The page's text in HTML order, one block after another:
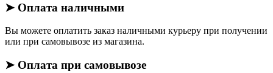
➤ Оплата наличными
Вы можете оплатить заказ наличными курьеру при получении
или при самовывозе из магазина.
➤ Оплата при самовывозе